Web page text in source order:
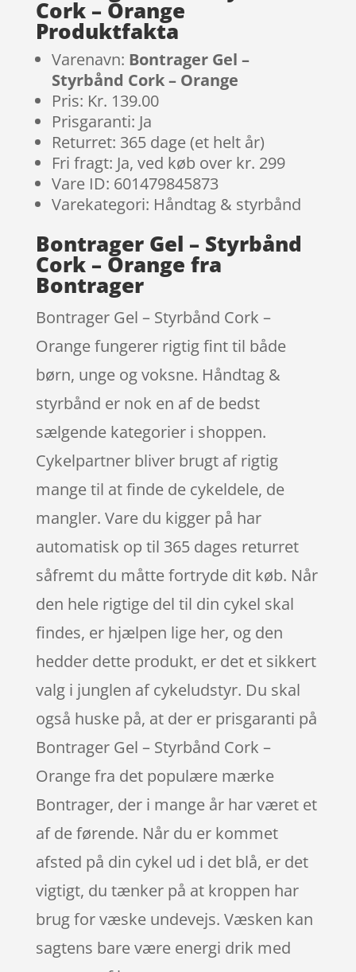
Cork – Orange
Produktfakta
Varenavn: Bontrager Gel –
Styrbånd Cork – Orange
Pris: Kr. 139.00
Prisgaranti: Ja
Returret: 365 dage (et helt år)
Fri fragt: Ja, ved køb over kr. 299
Vare ID: 601479845873
Varekategori: Håndtag & styrbånd
Bontrager Gel – Styrbånd
Cork – Orange fra
Bontrager
Bontrager Gel – Styrbånd Cork –
Orange fungerer rigtig fint til både
børn, unge og voksne. Håndtag &
styrbånd er nok en af de bedst
sælgende kategorier i shoppen.
Cykelpartner bliver brugt af rigtig
mange til at finde de cykeldele, de
mangler. Vare du kigger på har
automatisk op til 365 dages returret
såfremt du måtte fortryde dit køb. Når
den hele rigtige del til din cykel skal
findes, er hjælpen lige her, og den
hedder dette produkt, er det et sikkert
valg i junglen af cykeludstyr. Du skal
også huske på, at der er prisgaranti på
Bontrager Gel – Styrbånd Cork –
Orange fra det populære mærke
Bontrager, der i mange år har været et
af de førende. Når du er kommet
afsted på din cykel ud i det blå, er det
vigtigt, du tænker på at kroppen har
brug for væske undevejs. Væsken kan
sagtens bare være energi drik med